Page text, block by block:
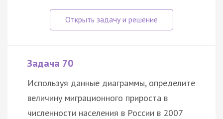
Задача 70
Используя данные диаграммы, определите
величину миграционного прироста в
численности населения в России в 2007